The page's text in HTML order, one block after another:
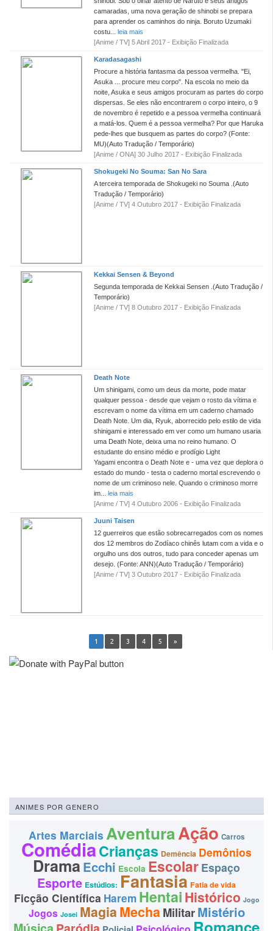
camaradas, uma nova geração de shinobi se prepara
para aprender os caminhos do ninja. Boruto Uzumaki
costu... leia mais
[Anime / TV] 5 Abril 2017 - Exibição Finalizada
Karadasagashi
Procure a história fantasma da pessoa vermelha. "Ei,
Asuka ... procure meu corpo". Na escola no meio da
noite, Asuka e seus amigos procuram as partes do corpo
dispersas. Se eles não encontrarem o corpo inteiro, o 9
de novembro é repetido e a pessoa vermelha continuará
a matá-los. Quem é a pessoa vermelha? Por que Haruka
pede-lhes que busquem as partes do corpo? (Fonte:
MU)(Auto Tradução / Temporário)
[Anime / ONA] 30 Julho 2017 - Exibição Finalizada
Shokugeki No Souma: San No Sara
A terceira temporada de Shokugeki no Souma .(Auto
Tradução / Temporário)
[Anime / TV] 4 Outubro 2017 - Exibição Finalizada
Kekkai Sensen & Beyond
Segunda temporada de Kekkai Sensen .(Auto Tradução /
Temporário)
[Anime / TV] 8 Outubro 2017 - Exibição Finalizada
Death Note
Um shinigami, como um deus da morte, pode matar
qualquer pessoa - desde que vejam o rosto da vítima e
escrevam o nome da vítima em um caderno chamado
Death Note. Um dia, Ryuk, aborrecido pelo estilo de vida
shinigami e interessado em ver como um humano usaria
uma Death Note, deixa uma no reino humano. O
estudante do ensino médio e prodígio Light
Yagami encontra o Death Note e - uma vez que deplora o
estado do mundo - testa o caderno mortal escrevendo o
nome de um criminoso nele. Quando o criminoso morre
im... leia mais
[Anime / TV] 4 Outubro 2006 - Exibição Finalizada
Juuni Taisen
12 guerreiros que estão sobrecarregados com os nomes
dos 12 membros do Zodíaco chinês lutam com a vida e o
orgulho uns dos outros, tudo para conceder apenas um
desejo. (Fonte: ANN)(Auto Tradução / Temporário)
[Anime / TV] 3 Outubro 2017 - Exibição Finalizada
1 2 3 4 5 »
ANIMES POR GENERO
Artes Marciais AventuraAção Carros
ComédiaCrianças Demência Demônios
Drama Ecchi Escola Escolar Espaço
Esporte Estúdios: Fantasia Fatia de vida
Ficção Científica Harem Hentai Histórico Jogo
Jogos Josei MagiaMecha Militar Mistério
Romance